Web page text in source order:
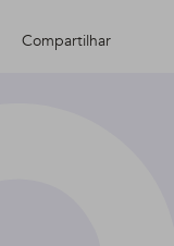
Compartilhar